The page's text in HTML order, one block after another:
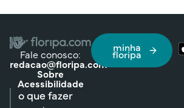
Fale conosco:
redacao@floripa.com
Sobre
Acessibilidade
minha
floripa
o que fazer